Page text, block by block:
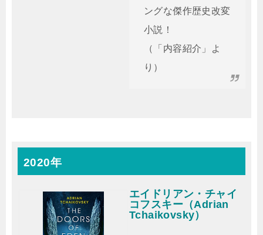
ングな傑作歴史改変
小説！
（「内容紹介」よ
り）
2020年
エイドリアン・チャイ
コフスキー（Adrian
Tchaikovsky）